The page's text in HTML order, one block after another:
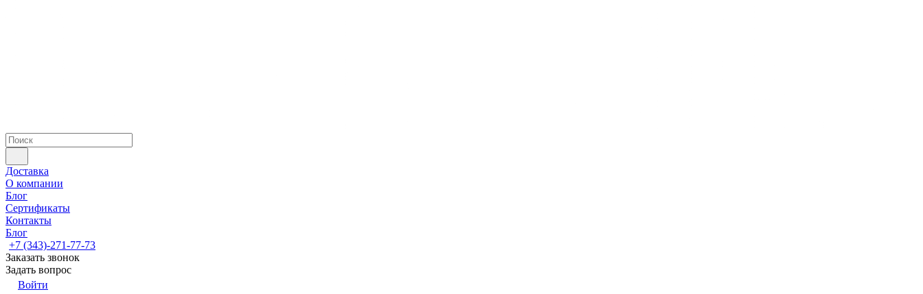
Доставка
О компании
Блог
Сертификаты
Контакты
Блог
+7 (343)-271-77-73
Заказать звонок
Задать вопрос
Войти